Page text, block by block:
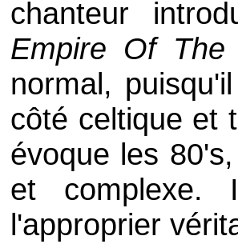
chanteur
Empire Of The
normal,
côté celtique et
évoque les
et
l'approprier